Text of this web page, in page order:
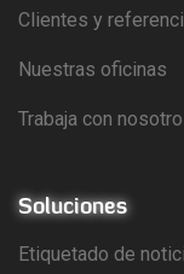
Clientes y
Nuestras oficinas
Trabaja con
Soluciones
Etiquetado de